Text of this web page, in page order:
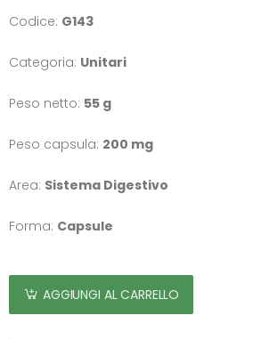
Codice: G143
Categoria: Unitari
Peso netto: 55 g
Peso capsula: 200 mg
Area: Sistema Digestivo
Forma: Capsule
AGGIUNGI AL CARRELLO